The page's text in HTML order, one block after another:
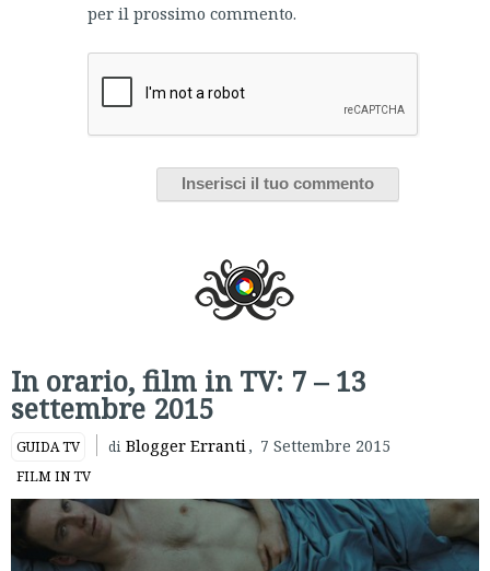
per il prossimo commento.
In orario, film in TV: 7 – 13
settembre 2015
GUIDA TV di Blogger Erranti , 7 Settembre 2015
FILM IN TV